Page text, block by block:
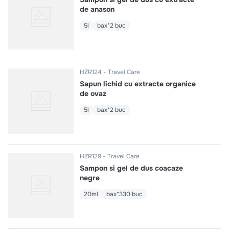
de anason
5l bax*2 buc
HZR124 Travel Care
Sapun lichid cu extracte organice
de ovaz
5l bax*2 buc
HZR129 Travel Care
Sampon si gel de dus coacaze
negre
20ml bax*330 buc